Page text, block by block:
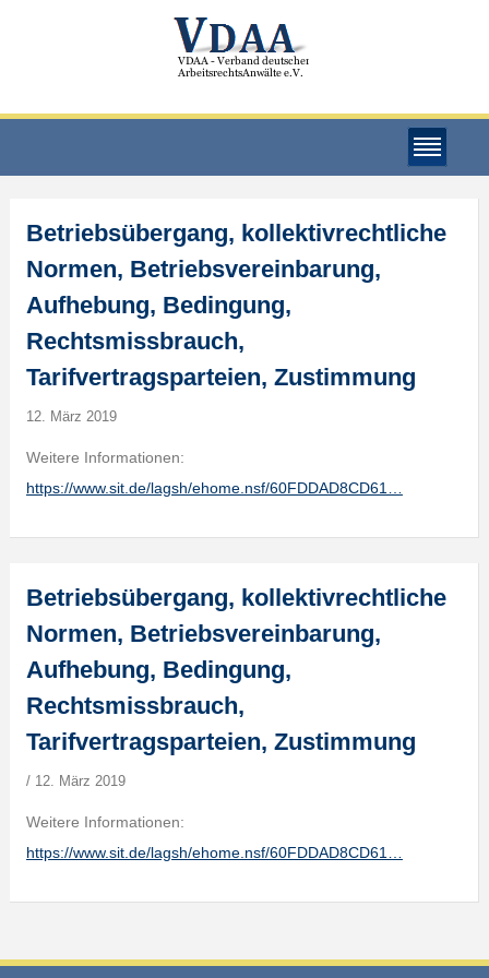
Betriebsübergang, kollektivrechtliche
Normen, Betriebsvereinbarung,
Aufhebung, Bedingung,
Rechtsmissbrauch,
Tarifvertragsparteien, Zustimmung
12. März 2019
Weitere Informationen:
https://www.sit.de/lagsh/ehome.nsf/60FDDAD8CD61…
Betriebsübergang, kollektivrechtliche
Normen, Betriebsvereinbarung,
Aufhebung, Bedingung,
Rechtsmissbrauch,
Tarifvertragsparteien, Zustimmung
/ 12. März 2019
Weitere Informationen:
https://www.sit.de/lagsh/ehome.nsf/60FDDAD8CD61…